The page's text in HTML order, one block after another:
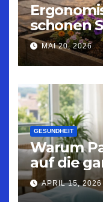
schonen
Gelenke
MAI 20, 2026
GESUNDHEIT
Warum
auf die
Blick
APRIL 15, 2026